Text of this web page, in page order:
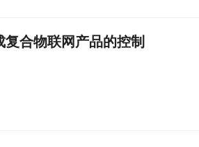
合物联网产品的控制